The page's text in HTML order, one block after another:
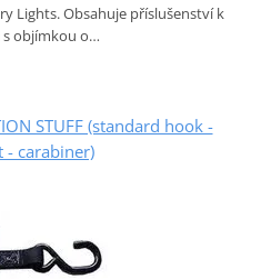
Lights. Obsahuje příslušenství k
s objímkou o…
STUFF (standard hook -
- carabiner)